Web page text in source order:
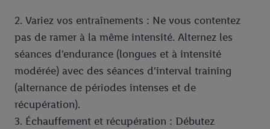
2. Variez vos entraînements : Ne vous contentez
pas de ramer à la même intensité. Alternez les
séances d'endurance (longues et à intensité
modérée) avec des séances d'interval training
(alternance de périodes intenses et de
récupération).
3. Échauffement et récupération : Débutez